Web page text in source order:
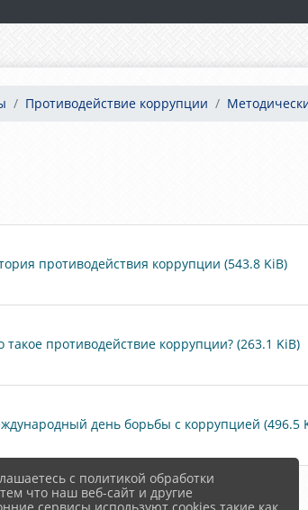
Противодействие коррупции
противодействия коррупции (543.8 KiB)
такое противодействие коррупции? (263.1 KiB)
день борьбы с коррупцией (496.5
с политикой обработки
что наш веб-сайт и другие